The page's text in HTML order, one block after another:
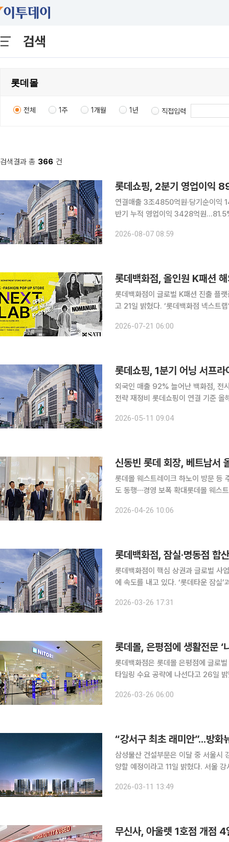
검색
전체 1주 1개월 1년 직접입력
검색결과 총 366 건
롯데쇼핑, 2분기 영업이익
연결매출 3조4850억원·당기순이익
반기 누적 영업이익 3428억원…81.5% 증가 롯데쇼핑이 국내외 백화점의 성장
4850억원을 기록했고 당기순이익은
2026-08-07 08:59
롯데백화점, 올인원 K패션
롯데백화점이 글로벌 K패션 진출 플
고 21일 밝혔다. ‘롯데백화점 넥스트
진출 과정을 롯데백화점의 인프라와
2026-07-21 06:00
외국인 매출 92% 늘어난 백화점, 전
전략 재정비 롯데쇼핑이 연결 기준 올해 1분기 영업이익 2529억원으로 전년 동기 대비 70.6 증가
백화점 사업부(롯데백화점)의 분기 영
2026-05-11 09:04
롯데몰 웨스트레이크 하노이 방문 등
도 동행⋯경영 보폭 확대롯데몰 웨스
인사와 면담 신동빈 롯데그룹
2026-04-26 10:06
롯데백화점이 핵심 상권과 글로벌 사
에 속도를 내고 있다. ‘롯데타운 잠실
원 매출을 2년 연속 달성했다. 이는
2026-03-26 17:31
롯데몰, 은평점에 생활전문 ‘
롯데백화점은 롯데몰 은평점에 글로
타일링 수요 공략에 나선다고 26일 밝혔다. 롯데몰 은평점은 은평뉴타운의 탄탄한
중 3040 세대의 비중이 50%를 상회
2026-03-26 06:00
“강서구 최초 래미안”...방화
삼성물산 건설부문은 이달 중 서울시
양할 예정이라고 11일 밝혔다. 서울 강서구
557가구 규모다. 전용 44~115㎡
2026-03-11 13:49
무신사, 아울렛 1호점 개점